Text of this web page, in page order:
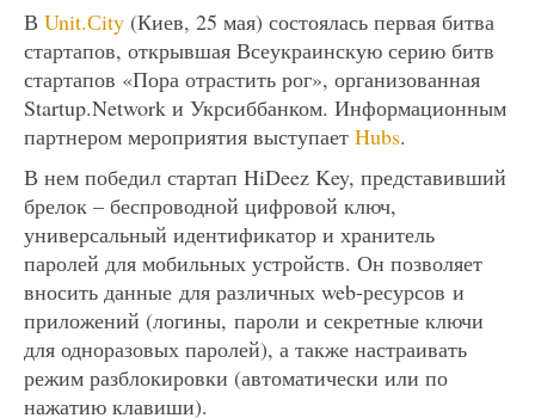
В Unit.Сity (Киев, 25 мая) состоялась первая битва
стартапов, открывшая Всеукраинскую серию битв
стартапов «Пора отрастить рог», организованная
Startup.Network и Укрсиббанком. Информационным
партнером мероприятия выступает Hubs.
В нем победил стартап HiDeez Key, представивший
брелок – беспроводной цифровой ключ,
универсальный идентификатор и хранитель
паролей для мобильных устройств. Он позволяет
вносить данные для различных web-ресурсов и
приложений (логины, пароли и секретные ключи
для одноразовых паролей), а также настраивать
режим разблокировки (автоматически или по
нажатию клавиши).